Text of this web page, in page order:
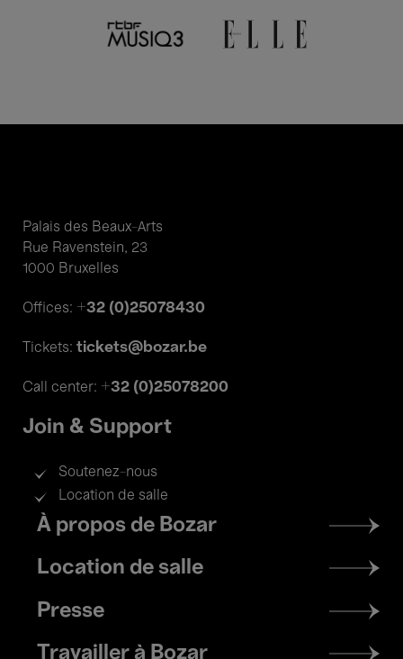
Palais des Beaux-Arts
Rue Ravenstein, 23
1000 Bruxelles
Offices: +32 (0)25078430
Tickets: tickets@bozar.be
Call center: +32 (0)25078200
Join & Support
Soutenez-nous
Location de salle
Footer
menu
À propos de Bozar
Location de salle
Presse
Travailler à Bozar